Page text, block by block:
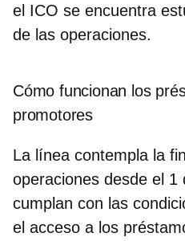
el ICO se encuentra
de las operaciones.
Cómo funcionan los
promotores
La línea contempla la
operaciones desde el
cumplan con las
el acceso a los